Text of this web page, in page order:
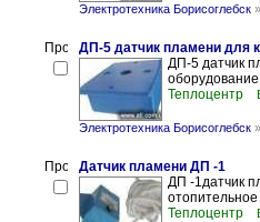
Электротехника Борисоглебск
ДП-5 датчик пламени для
ДП-5 датчик
Теплоцентр
Электротехника Борисоглебск
Датчик пламени ДП -1
ДП -1датчик
Теплоцентр